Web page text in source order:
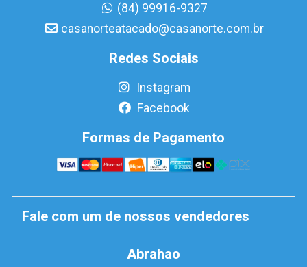
(84) 99916-9327
casanorteatacado@casanorte.com.br
Redes Sociais
Instagram
Facebook
Formas de Pagamento
Fale com um de nossos vendedores
Abrahao